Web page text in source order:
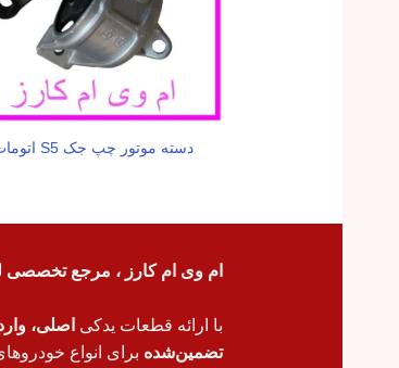
دسته موتور چپ جک S5 اتومات
ام وی ام کارز ، مرجع تخصصی
با ارائه قطعات یدکی اصلی،
تضمین‌شده برای انواع